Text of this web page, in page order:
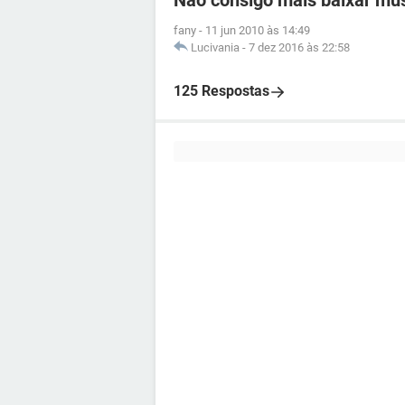
fany - 11 jun 2010 às 14:49
Lucivania - 7 dez 2016 às 22:58
125 Respostas